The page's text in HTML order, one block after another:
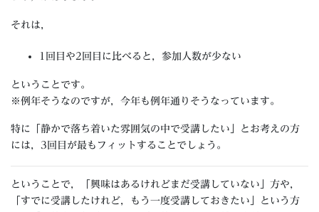
それは，
1回目や2回目に比べると，参加人数が少ない
ということです。
※例年そうなのですが，今年も例年通りそうなっています。
特に「静かで落ち着いた雰囲気の中で受講したい」とお考えの方
には，3回目が最もフィットすることでしょう。
ということで，「興味はあるけれどまだ受講していない」方や，
「すでに受講したけれど，もう一度受講しておきたい」という方